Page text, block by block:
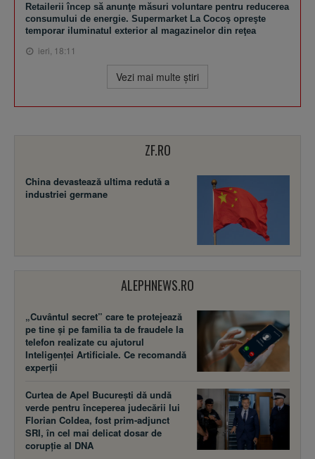
Retailerii încep să anunţe măsuri voluntare pentru reducerea
consumului de energie. Supermarket La Cocoş opreşte
temporar iluminatul exterior al magazinelor din reţea
ieri, 18:11
Vezi mai multe ştiri
ZF.RO
China devastează ultima redută a
industriei germane
ALEPHNEWS.RO
„Cuvântul secret” care te protejează
pe tine și pe familia ta de fraudele la
telefon realizate cu ajutorul
Inteligenței Artificiale. Ce recomandă
experții
Curtea de Apel București dă undă
verde pentru începerea judecării lui
Florian Coldea, fost prim-adjunct
SRI, în cel mai delicat dosar de
corupție al DNA